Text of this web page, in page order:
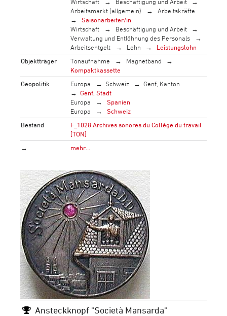
Arbeitsmarkt (allgemein)
Arbeitskräfte
Saisonarbeiter/in
Wirtschaft
Beschäftigung und Arbeit
Verwaltung und Entlöhnung des Personals
Arbeitsentgelt
Lohn
Leistungslohn
Objektträger
Tonaufnahme
Magnetband
Kompaktkassette
Geopolitik
Europa Schweiz
Genf, Kanton
Genf, Stadt
Europa
Spanien
Europa
Schweiz
Bestand
F_1028 Archives sonores du Collège du travail
[TON]
→
mehr…
Ansteckknopf "Società Mansarda"